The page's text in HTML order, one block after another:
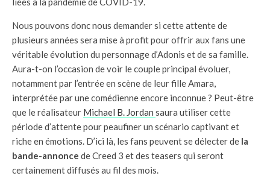
Nous pouvons donc nous demander si cette attente de
plusieurs années sera mise à profit pour offrir aux fans une
véritable évolution du personnage d’Adonis et de sa famille.
Aura-t-on l’occasion de voir le couple principal évoluer,
notamment par l’entrée en scène de leur fille Amara,
interprétée par une comédienne encore inconnue ? Peut-être
que le réalisateur Michael B. Jordan saura utiliser cette
période d’attente pour peaufiner un scénario captivant et
riche en émotions. D’ici là, les fans peuvent se délecter de la
bande-annonce de Creed 3 et des teasers qui seront
certainement diffusés au fil des mois.